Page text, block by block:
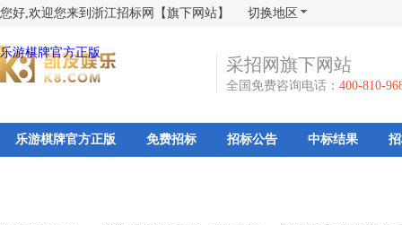
您好,欢迎您来到浙江招标网【旗下网站】 切换地区
乐游棋牌官方正版
采招网旗下网站
全国免费咨询电话： 400-810-
乐游棋牌官方正版 免费招标 招标公告 中标结果